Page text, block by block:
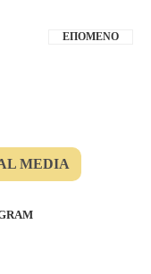
ΕΠΌΜΕΝΟ
MEDIA